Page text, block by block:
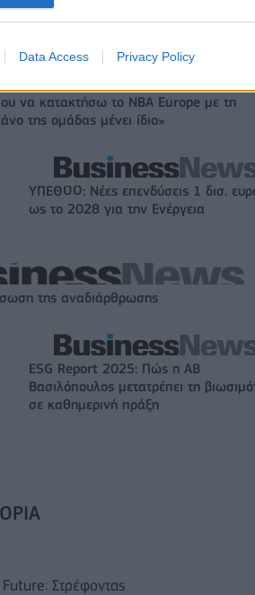
Data Access Privacy Policy
Το FIAT 500 Hybrid τώρα από 18.990
να κατακτήσω το ΝΒΑ Europe με τη
της ομάδας μένει ίδιο»
ΥΠΕΘΟΟ: Νέες επενδύσεις 1 δισ.
ως το 2028 για την Ενέργεια
της αναδιάρθρωσης
ESG Report 2025: Πώς η ΑΒ
Βασιλόπουλος μετατρέπει τη
σε καθημερινή πράξη
Στρέφοντας